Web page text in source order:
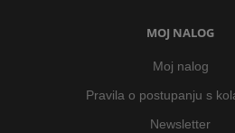
MOJ NALOG
Moj nalog
Pravila o postupanju s
Newsletter